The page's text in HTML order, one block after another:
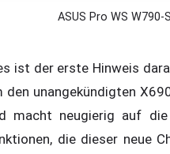
ASUS Pro WS W790-
ist der erste Hinweis
den unangekündigten
macht neugierig auf
die dieser neue